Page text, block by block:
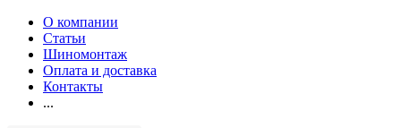
О компании
Статьи
Шиномонтаж
Оплата и доставка
Контакты
...